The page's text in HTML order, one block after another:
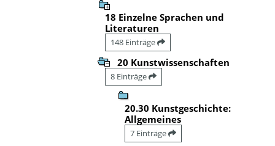
18 Einzelne Sprachen und
Literaturen
148 Einträge
20 Kunstwissenschaften
8 Einträge
20.30 Kunstgeschichte:
Allgemeines
7 Einträge